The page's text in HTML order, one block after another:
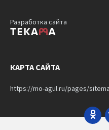
Разработка сайта
КАРТА САЙТА
https://mo-agul.ru/pages/